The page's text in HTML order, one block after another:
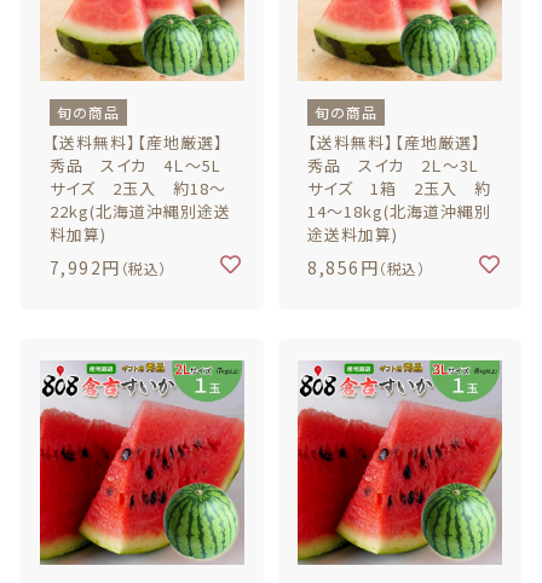
旬の商品
【送料無料】【産地厳選】
秀品 スイカ 4Ｌ～5L
サイズ 2玉入 約18～
22kg(北海道沖縄別途送
料加算)
7,992円 （税込）
旬の商品
【送料無料】【産地厳選】
秀品 スイカ 2Ｌ～3L
サイズ 1箱 2玉入 約
14～18kg(北海道沖縄別
途送料加算)
8,856円（税込）